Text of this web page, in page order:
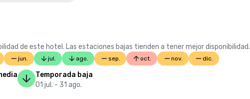
de este hotel. Las estaciones bajas tienden a tener mejor disponibilidad.
jun. jul. ago. sep. oct. nov. dic.
Temporada baja
01 jul. - 31 ago.